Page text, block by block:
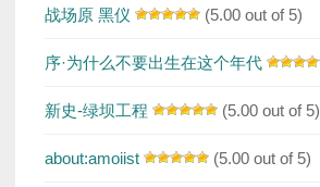
战场原 黑仪 (5.00 out of 5)
序·为什么不要出生在这个年代
新史-绿坝工程 (5.00 out of 5)
about:amoiist (5.00 out of 5)